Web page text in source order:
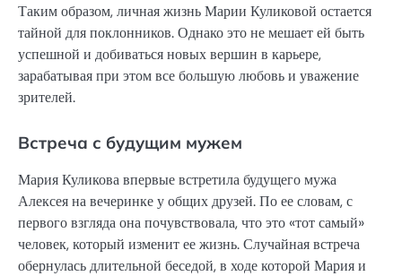
Таким образом, личная жизнь Марии Куликовой остается
тайной для поклонников. Однако это не мешает ей быть
успешной и добиваться новых вершин в карьере,
зарабатывая при этом все большую любовь и уважение
зрителей.
Встреча с будущим мужем
Мария Куликова впервые встретила будущего мужа
Алексея на вечеринке у общих друзей. По ее словам, с
первого взгляда она почувствовала, что это «тот самый»
человек, который изменит ее жизнь. Случайная встреча
обернулась длительной беседой, в ходе которой Мария и